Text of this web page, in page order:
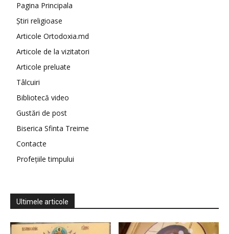
Pagina Principala
Știri religioase
Articole Ortodoxia.md
Articole de la vizitatori
Articole preluate
Tâlcuiri
Bibliotecă video
Gustări de post
Biserica Sfinta Treime
Contacte
Profețiile timpului
Ultimele articole